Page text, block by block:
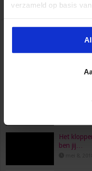
verzameld op basis
juni 23,
Wat verdient een
Het
ben jij…